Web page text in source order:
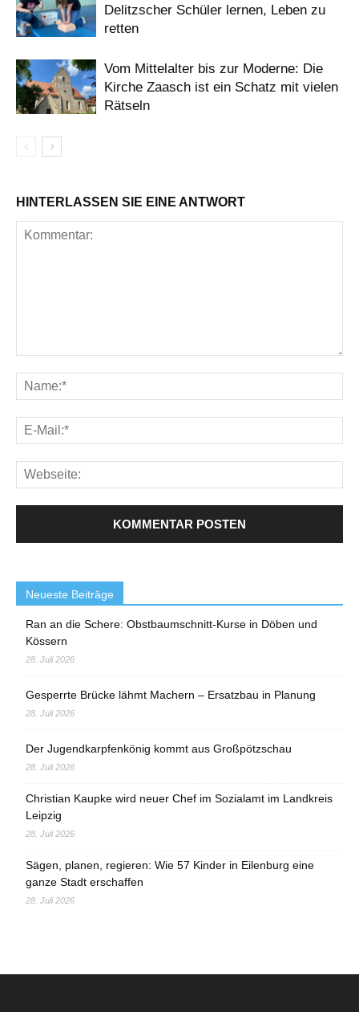
Delitzscher Schüler lernen, Leben zu
retten
Vom Mittelalter bis zur Moderne: Die
Kirche Zaasch ist ein Schatz mit vielen
Rätseln
HINTERLASSEN SIE EINE ANTWORT
Neueste Beiträge
Ran an die Schere: Obstbaumschnitt-Kurse in Döben und
Kössern
28. Juli 2026
Gesperrte Brücke lähmt Machern – Ersatzbau in Planung
28. Juli 2026
Der Jugendkarpfenkönig kommt aus Großpötzschau
28. Juli 2026
Christian Kaupke wird neuer Chef im Sozialamt im Landkreis
Leipzig
28. Juli 2026
Sägen, planen, regieren: Wie 57 Kinder in Eilenburg eine
ganze Stadt erschaffen
28. Juli 2026